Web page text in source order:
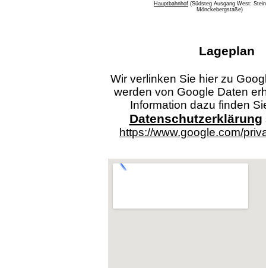
Hauptbahnhof (Südsteg Ausgang West:
Mönckebergstaße)
Lageplan
Wir verlinken Sie hier zu
werden von Google Daten
Information dazu finden
Datenschutzerklärung
https://www.google.com/